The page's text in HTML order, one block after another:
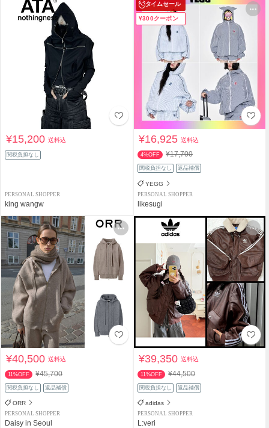
¥15,200送料込
関税負担なし
PERSONAL SHOPPER
king wangw
タイムセール
¥300クーポン
¥16,925送料込
4%OFF ¥17,700
関税負担なし 返品補償
YEGG
PERSONAL SHOPPER
likesugi
¥40,500送料込
11%OFF ¥45,700
関税負担なし 返品補償
ORR
PERSONAL SHOPPER
Daisy in Seoul
¥39,350送料込
11%OFF ¥44,500
関税負担なし 返品補償
adidas
PERSONAL SHOPPER
L:veri